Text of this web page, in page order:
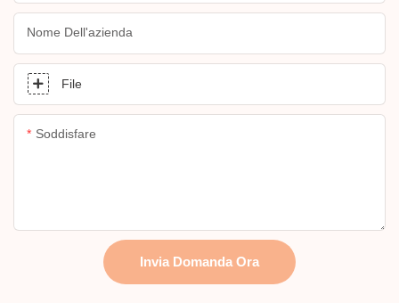
Nome Dell'azienda
File
Soddisfare
Invia Domanda Ora